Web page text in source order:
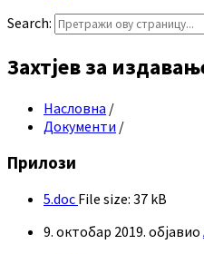
Search:
Захтјев за
Насловна /
Документи /
Прилози
5.doc File size: 37 kB
9. октобар 2019. објавио